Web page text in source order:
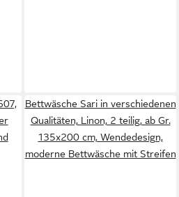
Bettwäsche Sari in verschiedenen
Qualitäten, Linon, 2 teilig, ab Gr.
135x200 cm, Wendedesign,
moderne Bettwäsche mit Streifen